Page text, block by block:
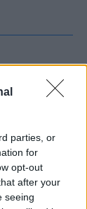
parties, or
for
opt-out
after your
seeing
με νεκρή
σώσει τη
ύδατος ως
παιδί της
σήμερα η
ταξίδεψε από